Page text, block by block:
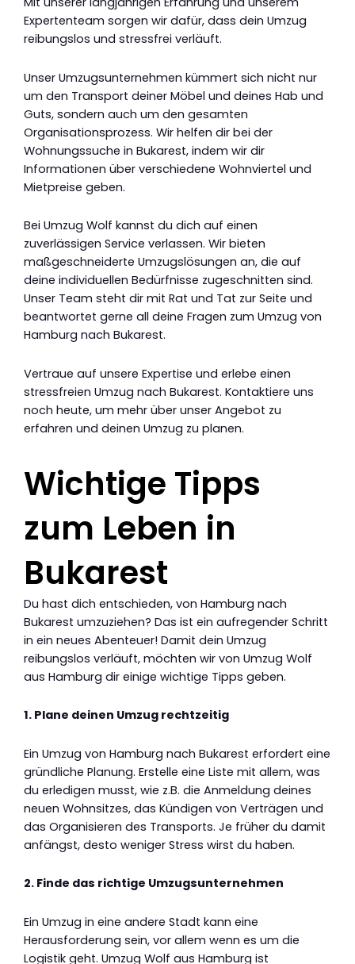
Expertenteam sorgen wir dafür, dass dein Umzug
reibungslos und stressfrei verläuft.
Unser Umzugsunternehmen kümmert sich nicht nur
um den Transport deiner Möbel und deines Hab und
Guts, sondern auch um den gesamten
Organisationsprozess. Wir helfen dir bei der
Wohnungssuche in Bukarest, indem wir dir
Informationen über verschiedene Wohnviertel und
Mietpreise geben.
Bei Umzug Wolf kannst du dich auf einen
zuverlässigen Service verlassen. Wir bieten
maßgeschneiderte Umzugslösungen an, die auf
deine individuellen Bedürfnisse zugeschnitten sind.
Unser Team steht dir mit Rat und Tat zur Seite und
beantwortet gerne all deine Fragen zum Umzug von
Hamburg nach Bukarest.
Vertraue auf unsere Expertise und erlebe einen
stressfreien Umzug nach Bukarest. Kontaktiere uns
noch heute, um mehr über unser Angebot zu
erfahren und deinen Umzug zu planen.
Wichtige Tipps
zum Leben in
Bukarest
Du hast dich entschieden, von Hamburg nach
Bukarest umzuziehen? Das ist ein aufregender Schritt
in ein neues Abenteuer! Damit dein Umzug
reibungslos verläuft, möchten wir von Umzug Wolf
aus Hamburg dir einige wichtige Tipps geben.
1. Plane deinen Umzug rechtzeitig
Ein Umzug von Hamburg nach Bukarest erfordert eine
gründliche Planung. Erstelle eine Liste mit allem, was
du erledigen musst, wie z.B. die Anmeldung deines
neuen Wohnsitzes, das Kündigen von Verträgen und
das Organisieren des Transports. Je früher du damit
anfängst, desto weniger Stress wirst du haben.
2. Finde das richtige Umzugsunternehmen
Ein Umzug in eine andere Stadt kann eine
Herausforderung sein, vor allem wenn es um die
Logistik geht. Umzug Wolf aus Hamburg ist